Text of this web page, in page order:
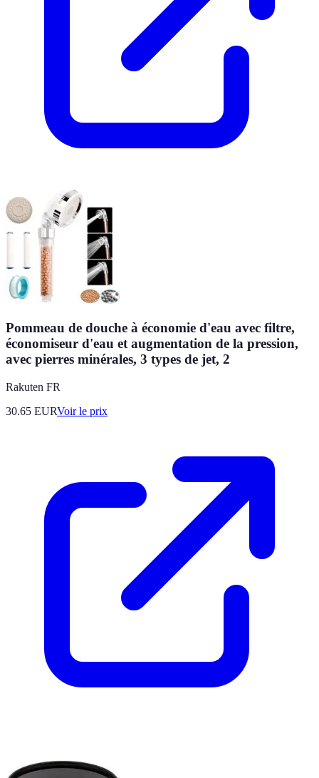
Pommeau de douche à économie d'eau avec filtre,
économiseur d'eau et augmentation de la pression,
avec pierres minérales, 3 types de jet, 2
Rakuten FR
30.65 EURVoir le prix